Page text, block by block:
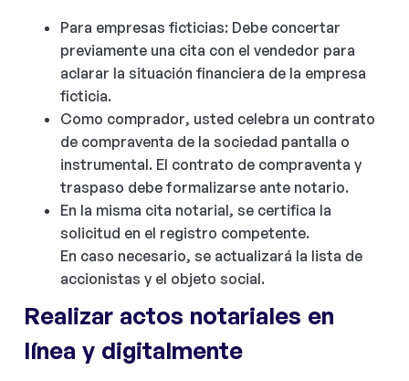
Para empresas ficticias: Debe concertar
previamente una cita con el vendedor para
aclarar la situación financiera de la empresa
ficticia.
Como comprador, usted celebra un contrato
de compraventa de la sociedad pantalla o
instrumental. El contrato de compraventa y
traspaso debe formalizarse ante notario.
En la misma cita notarial, se certifica la
solicitud en el registro competente.
En caso necesario, se actualizará la lista de
accionistas y el objeto social.
Realizar actos notariales en
línea y digitalmente